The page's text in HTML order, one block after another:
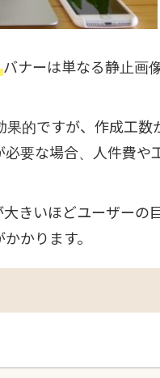
バナーは単なる静止画
的ですが、作成工数
要な場合、人件費や
きいほどユーザーの
かります。